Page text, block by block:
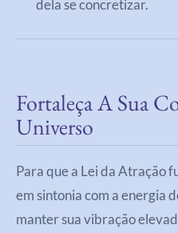
dela se concretizar.
Fortaleça A Sua
Universo
Para que a Lei da Atração
em sintonia com a energia
manter sua vibração